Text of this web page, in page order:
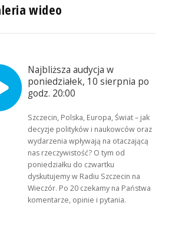
wideo
Najbliższa audycja w
poniedziałek, 10 sierpnia po
godz. 20:00
Szczecin, Polska, Europa, Świat – jak
decyzje polityków i naukowców oraz
wydarzenia wpływają na otaczającą
nas rzeczywistość? O tym od
poniedziałku do czwartku
dyskutujemy w Radiu Szczecin na
Wieczór. Po 20 czekamy na Państwa
komentarze, opinie i pytania.